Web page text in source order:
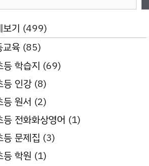
기 (499)
교육 (85)
등 학습지 (69)
등 인강(8)
등 원서 (2)
등 전화화상영어 (1)
등 문제집 (3)
등 학원 (1)